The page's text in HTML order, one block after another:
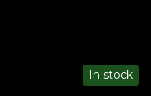
In stock